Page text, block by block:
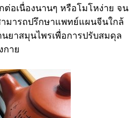
อเนื่องนานๆ หรือโมโหง่าย จน
มารถปรึกษาแพทย์แผนจีนใกล้
ยาสมุนไพรเพื่อการปรับสมดุล
กาย